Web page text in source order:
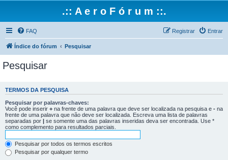
.:: A e r o F ó r u m ::.
FAQ Entrar
Registrar
Índice do fórum Pesquisar
Pesquisar
TERMOS DA PESQUISA
Pesquisar por palavras-chaves:
Você pode inserir + na frente de uma palavra que deve ser localizada na pesquisa e - na
frente de uma palavra que não deve ser localizada. Escreva uma lista de palavras
separadas por | se somente uma das palavras inseridas deva ser encontrada. Use *
como complemento para resultados parciais.
Pesquisar por todos os termos escritos
Pesquisar por qualquer termo